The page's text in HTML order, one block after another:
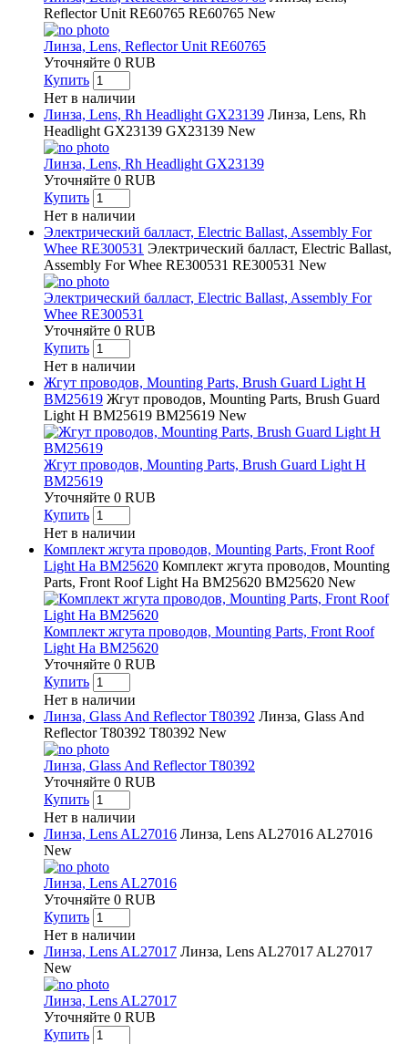
Reflector Unit RE60765 RE60765 New
Линза, Lens, Reflector Unit RE60765
Уточняйте 0 RUB
Купить
Нет в наличии
Линза, Lens, Rh Headlight GX23139 Линза, Lens, Rh
Headlight GX23139 GX23139 New
Линза, Lens, Rh Headlight GX23139
Уточняйте 0 RUB
Купить
Нет в наличии
Электрический балласт, Electric Ballast, Assembly For
Whee RE300531 Электрический балласт, Electric Ballast,
Assembly For Whee RE300531 RE300531 New
Электрический балласт, Electric Ballast, Assembly For
Whee RE300531
Уточняйте 0 RUB
Купить
Нет в наличии
Жгут проводов, Mounting Parts, Brush Guard Light H
BM25619 Жгут проводов, Mounting Parts, Brush Guard
Light H BM25619 BM25619 New
Жгут проводов, Mounting Parts, Brush Guard Light H
BM25619
Уточняйте 0 RUB
Купить
Нет в наличии
Комплект жгута проводов, Mounting Parts, Front Roof
Light Ha BM25620 Комплект жгута проводов, Mounting
Parts, Front Roof Light Ha BM25620 BM25620 New
Комплект жгута проводов, Mounting Parts, Front Roof
Light Ha BM25620
Уточняйте 0 RUB
Купить
Нет в наличии
Линза, Glass And Reflector T80392 Линза, Glass And
Reflector T80392 T80392 New
Линза, Glass And Reflector T80392
Уточняйте 0 RUB
Купить
Нет в наличии
Линза, Lens AL27016 Линза, Lens AL27016 AL27016
New
Линза, Lens AL27016
Уточняйте 0 RUB
Купить
Нет в наличии
Линза, Lens AL27017 Линза, Lens AL27017 AL27017
New
Линза, Lens AL27017
Уточняйте 0 RUB
Купить